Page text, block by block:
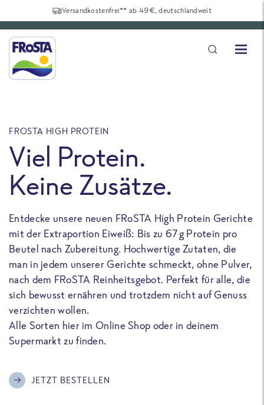
Versandkostenfrei** ab 49€, deutschlandweit
FROSTA HIGH PROTEIN
Viel Protein.
Keine Zusätze.
Entdecke unsere neuen FRoSTA High Protein Gerichte
mit der Extraportion Eiweiß: Bis zu 67 g Protein pro
Beutel nach Zubereitung. Hochwertige Zutaten, die
man in jedem unserer Gerichte schmeckt, ohne Pulver,
nach dem FRoSTA Reinheitsgebot. Perfekt für alle, die
sich bewusst ernähren und trotzdem nicht auf Genuss
verzichten wollen.
Alle Sorten hier im Online Shop oder in deinem
Supermarkt zu finden.
JETZT BESTELLEN